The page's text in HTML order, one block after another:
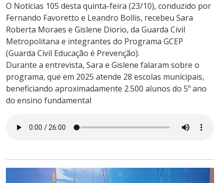
O Notícias 105 desta quinta-feira (23/10), conduzido por
Fernando Favoretto e Leandro Bollis, recebeu Sara
Roberta Moraes e Gislene Diorio, da Guarda Civil
Metropolitana e integrantes do Programa GCEP
(Guarda Civil Educação é Prevenção).
Durante a entrevista, Sara e Gislene falaram sobre o
programa, que em 2025 atende 28 escolas municipais,
beneficiando aproximadamente 2.500 alunos do 5º ano
do ensino fundamental